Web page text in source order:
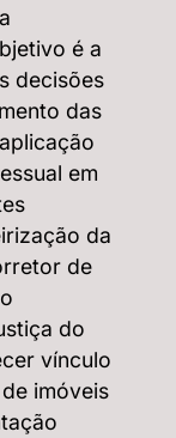
é a
decisões
das
em
da
de
do
vínculo
imóveis